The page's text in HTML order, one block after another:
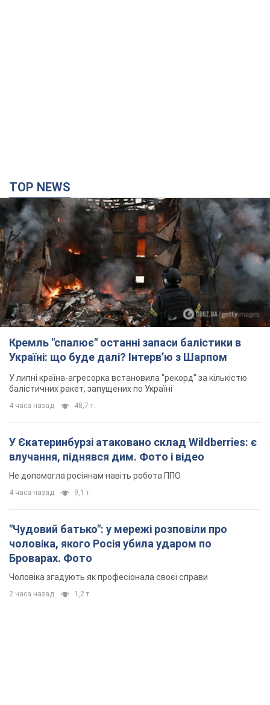
TOP NEWS
Кремль "спалює" останні запаси балістики в
Україні: що буде далі? Інтерв’ю з Шарпом
У липні країна-агресорка встановила "рекорд" за кількістю
балістичних ракет, запущених по Україні
4 часа назад 48,7 т.
У Єкатеринбурзі атаковано склад Wildberries: є
влучання, піднявся дим. Фото і відео
Не допомогла росіянам навіть робота ППО
4 часа назад 9,1 т.
"Чудовий батько": у мережі розповіли про
чоловіка, якого Росія убила ударом по
Броварах. Фото
Чоловіка згадують як професіонала своєї справи
2 часа назад 1,2 т.